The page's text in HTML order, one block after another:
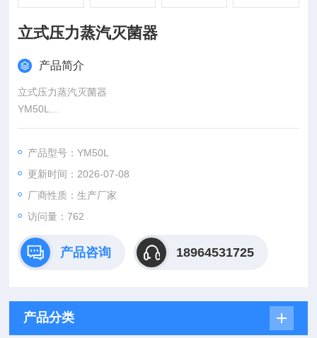
立式压力蒸汽灭菌器
产品简介
立式压力蒸汽灭菌器
YM50L
性能特点：本机器为简单压力容器，不需要办理使用证。
拨杆弹盖结构，有耐高温防烫保护；上置触摸液晶显示屏；
微电脑自定义设定程序；
产品型号：YM50L
更新时间：2026-07-08
厂商性质：生产厂家
访问量：762
产品咨询 18964531725
产品分类